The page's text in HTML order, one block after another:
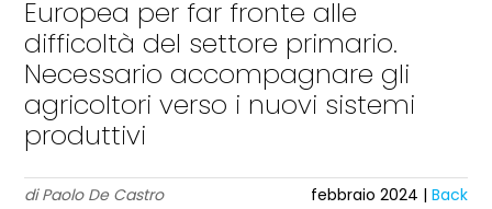
Europea per far fronte alle
difficoltà del settore primario.
Necessario accompagnare gli
agricoltori verso i nuovi sistemi
produttivi
di Paolo De Castro febbraio 2024 | Back